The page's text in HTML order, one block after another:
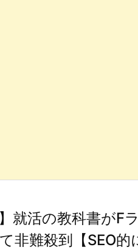
】就活の教科書がF
非難殺到【SEO的